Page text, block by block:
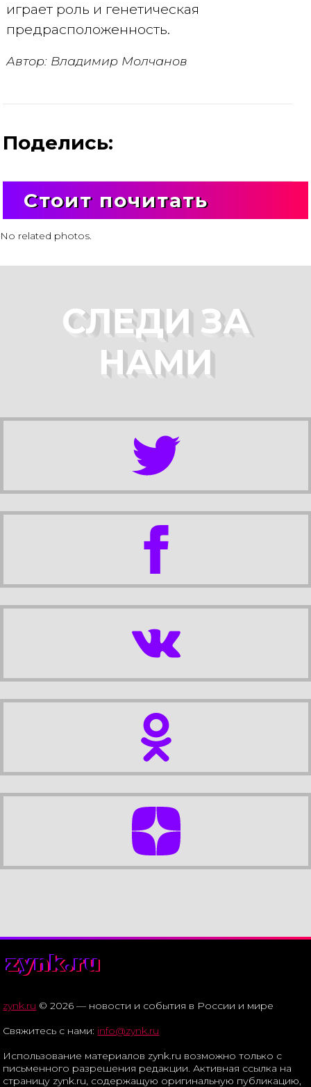
играет роль и генетическая
предрасположенность.
Автор: Владимир Молчанов
Поделись:
Стоит почитать
No related photos.
СЛЕДИ ЗА
НАМИ
zynk.ru
zynk.ru © 2026 — новости и события в России и мире
Свяжитесь с нами: info@zynk.ru
Использование материалов zynk.ru возможно только с
письменного разрешения редакции. Активная ссылка на
страницу zynk.ru, содержащую оригинальную публикацию,